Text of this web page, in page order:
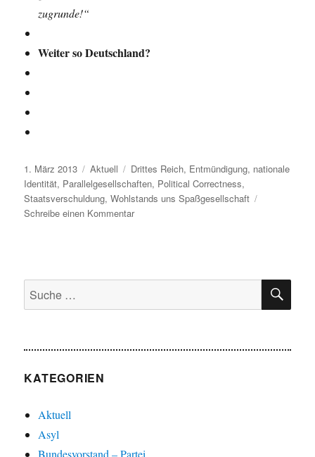
zugrunde!“
Weiter so Deutschland?
Veröffentlicht
am
1. März 2013 Kategorien
Aktuell Schlagwörter
Drittes Reich, Entmündigung, nationale
Identität, Parallelgesellschaften, Political Correctness,
Staatsverschuldung,Wohlstands uns Spaßgesellschaft
Schreibe einen Kommentarzu
Suche
nach:
KATEGORIEN
Aktuell
Asyl
Bundesvorstand – Partei